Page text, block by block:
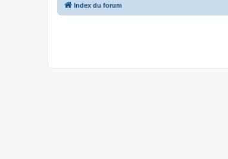
Index du forum